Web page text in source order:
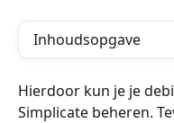
Inhoudsopgave
Hierdoor kun je je
Simplicate beheren.